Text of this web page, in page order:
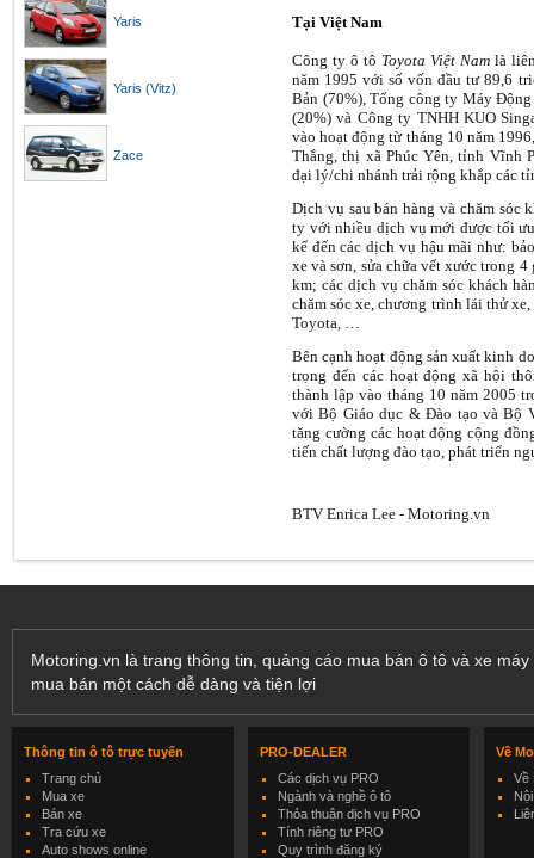
Yaris
Yaris (Vitz)
Zace
Tại Việt Nam
Công ty ô tô Toyota Việt Nam là
năm 1995 với số vốn đầu tư 89,6
Bản (70%), Tổng công ty Máy
(20%) và Công ty TNHH KUO
vào hoạt động từ tháng 10 năm
Thắng, thị xã Phúc Yên, tỉnh Vĩnh
đại lý/chi nhánh trải rộng khắp các
Dịch vụ sau bán hàng và chăm sóc
ty với nhiều dịch vụ mới được tối
kể đến các dịch vụ hậu mãi như:
xe và sơn, sửa chữa vết xước trong
km; các dịch vụ chăm sóc khách
chăm sóc xe, chương trình lái thử
Toyota, …
Bên cạnh hoạt động sản xuất kinh
trọng đến các hoạt động xã hội
thành lập vào tháng 10 năm 2005
với Bộ Giáo dục & Đào tạo và Bộ
tăng cường các hoạt động cộng
tiến chất lượng đào tạo, phát triển
BTV Enrica Lee - Motoring.vn
Motoring.vn là trang thông tin, quảng cáo mua bán ô tô và xe
mua bán một cách dễ dàng và tiện lợi
Thông tin ô tô trực tuyến
Trang chủ
Mua xe
Bán xe
Tra cứu xe
Auto shows online
PRO-DEALER
Các dịch vụ PRO
Ngành và nghề ô tô
Thỏa thuận dịch vụ PRO
Tính riêng tư PRO
Quy trình đăng ký
Về
Về